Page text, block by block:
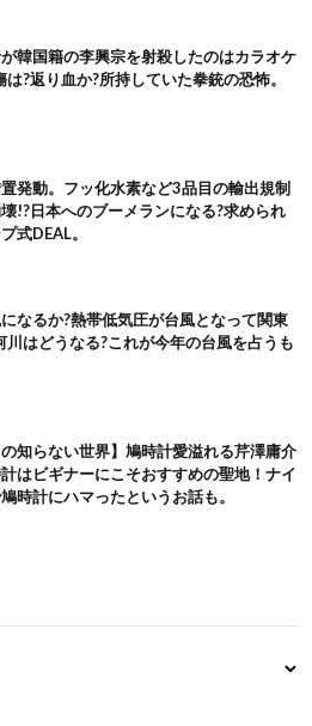
韓国籍の李興宗を射殺したのはカラオケ
?返り血か?所持していた拳銃の恐怖。
発動。フッ化水素など3品目の輸出規制
!?日本へのブーメランになる?求められ
式DEAL。
なるか?熱帯低気圧が台風となって関東
川はどうなる?これが今年の台風を占うも
の知らない世界】鳩時計愛溢れる芹澤庸介
はビギナーにこそおすすめの聖地！ナイ
時計にハマったというお話も。